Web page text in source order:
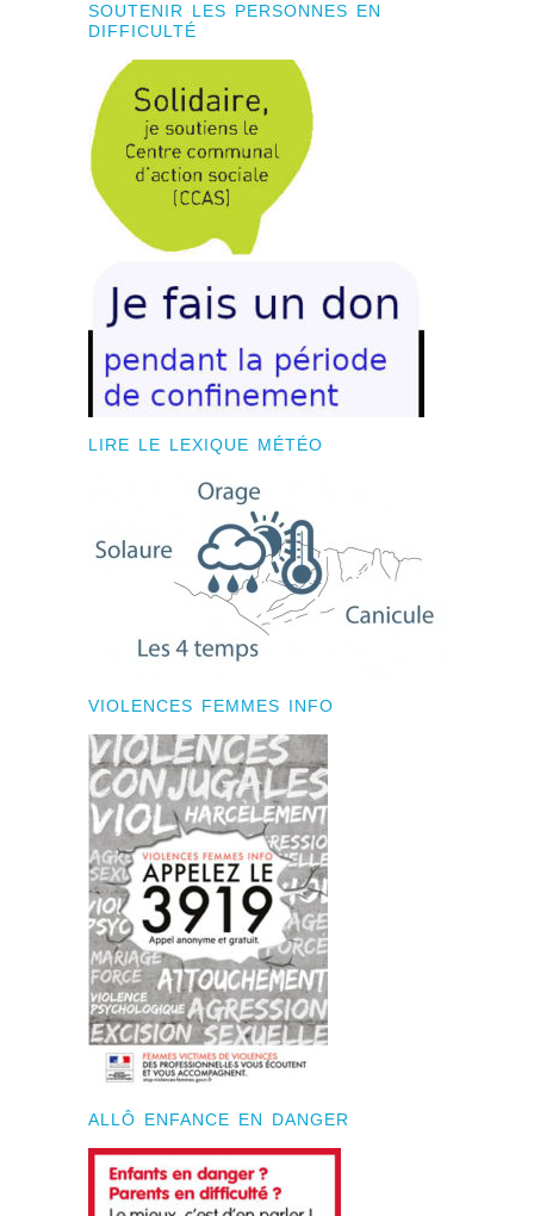
SOUTENIR LES PERSONNES EN
DIFFICULTÉ
LIRE LE LEXIQUE MÉTÉO
VIOLENCES FEMMES INFO
ALLÔ ENFANCE EN DANGER